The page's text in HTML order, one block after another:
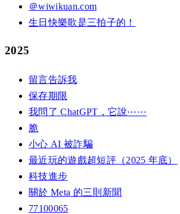
＠wiwikuan.com
生日快樂歌是三拍子的！
2025
留言告訴我
保存期限
我問了 ChatGPT，它說⋯⋯
脆
小心 AI 被詐騙
最近玩的遊戲超短評（2025 年底）
科技進步
關於 Meta 的三則新聞
77100065